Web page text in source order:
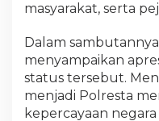
masyarakat, serta
Dalam
menyampaikan
status tersebut.
menjadi Polresta
kepercayaan